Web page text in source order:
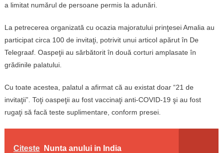
a limitat numărul de persoane permis la adunări.
La petrecerea organizată cu ocazia majoratului prinţesei Amalia au
participat circa 100 de invitaţi, potrivit unui articol apărut în De
Telegraaf. Oaspeţii au sărbătorit în două corturi amplasate în
grădinile palatului.
Cu toate acestea, palatul a afirmat că au existat doar “21 de
invitaţii”. Toţi oaspeţii au fost vaccinaţi anti-COVID-19 şi au fost
rugaţi să facă teste suplimentare, conform presei.
Citeste Nunta anului in India